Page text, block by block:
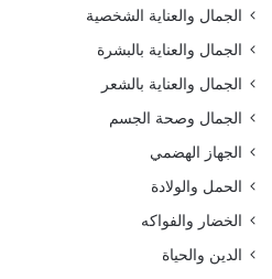
الجمال والعناية الشخصية
الجمال والعناية بالبشرة
الجمال والعناية بالشعر
الجمال وصحة الجسم
الجهاز الهضمي
الحمل والولادة
الخضار والفواكه
الدين والحياة